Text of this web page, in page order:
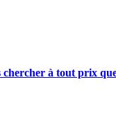
à tout prix